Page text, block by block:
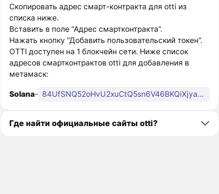
Скопировать адрес смарт-контракта для otti из
списка ниже.
Вставить в поле “Адрес смартконтракта”.
Нажать кнопку “Добавить пользовательский токен”.
OTTI доступен на 1 блокчейн сети. Ниже список
адресов смартконтрактов otti для добавления в
метамаск:
Solana- 84UfSNQ52oHvU2xuCtQ5sn6V46BKQiXjyatt33wGpump
Где найти официальные сайты otti?